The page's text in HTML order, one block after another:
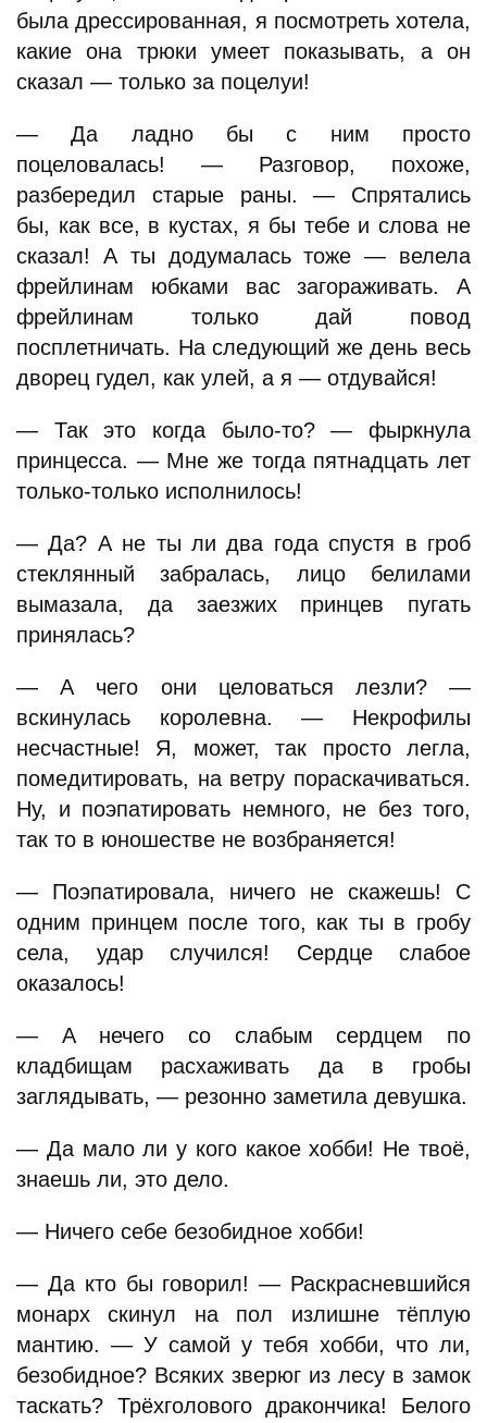
была дрессированная, я посмотреть хотела,
какие она трюки умеет показывать, а он
сказал — только за поцелуи!
— Да ладно бы с ним просто
поцеловалась! — Разговор, похоже,
разбередил старые раны. — Спрятались
бы, как все, в кустах, я бы тебе и слова не
сказал! А ты додумалась тоже — велела
фрейлинам юбками вас загораживать. А
фрейлинам только дай повод
посплетничать. На следующий же день весь
дворец гудел, как улей, а я — отдувайся!
— Так это когда было-то? — фыркнула
принцесса. — Мне же тогда пятнадцать лет
только-только исполнилось!
— Да? А не ты ли два года спустя в гроб
стеклянный забралась, лицо белилами
вымазала, да заезжих принцев пугать
принялась?
— А чего они целоваться лезли? —
вскинулась королевна. — Некрофилы
несчастные! Я, может, так просто легла,
помедитировать, на ветру пораскачиваться.
Ну, и поэпатировать немного, не без того,
так то в юношестве не возбраняется!
— Поэпатировала, ничего не скажешь! С
одним принцем после того, как ты в гробу
села, удар случился! Сердце слабое
оказалось!
— А нечего со слабым сердцем по
кладбищам расхаживать да в гробы
заглядывать, — резонно заметила девушка.
— Да мало ли у кого какое хобби! Не твоё,
знаешь ли, это дело.
— Ничего себе безобидное хобби!
— Да кто бы говорил! — Раскрасневшийся
монарх скинул на пол излишне тёплую
мантию. — У самой у тебя хобби, что ли,
безобидное? Всяких зверюг из лесу в замок
таскать? Трёхголового дракончика! Белого